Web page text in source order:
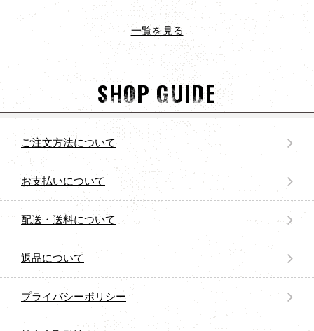
一覧を見る
SHOP GUIDE
ご注文方法について
お支払いについて
配送・送料について
返品について
プライバシーポリシー